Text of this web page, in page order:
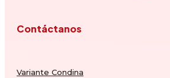
Contáctanos
Variante Condina